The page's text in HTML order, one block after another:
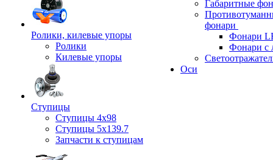
Ролики, килевые упоры
Ролики
Килевые упоры
Ступицы
Ступицы 4x98
Ступицы 5x139.7
Запчасти к ступицам
Габаритные
фонари
Фонари
Фонари с
Оси